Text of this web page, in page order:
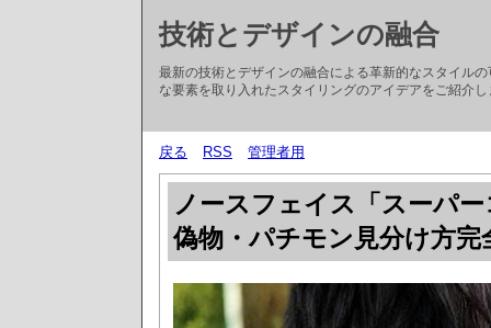
技術とデザインの融合
最新の技術とデザインの融合による革新的なスタイル
な要素を取り入れたスタイリングのアイデアをご紹介し
戻る RSS 管理者用
ノースフェイス「スーパ
偽物・パチモン見分け方